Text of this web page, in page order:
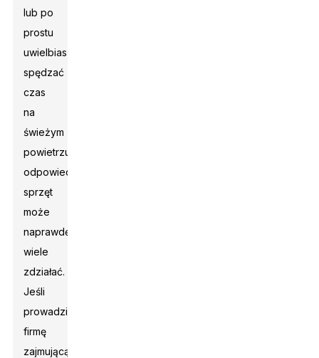
lub po
prostu
uwielbiasz
spędzać
czas
na
świeżym
powietrzu,
odpowiedni
sprzęt
może
naprawdę
wiele
zdziałać.
Jeśli
prowadzisz
firmę
zajmującą